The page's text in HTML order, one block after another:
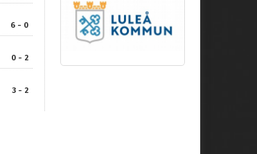
6 - 0
0 - 2
3 - 2